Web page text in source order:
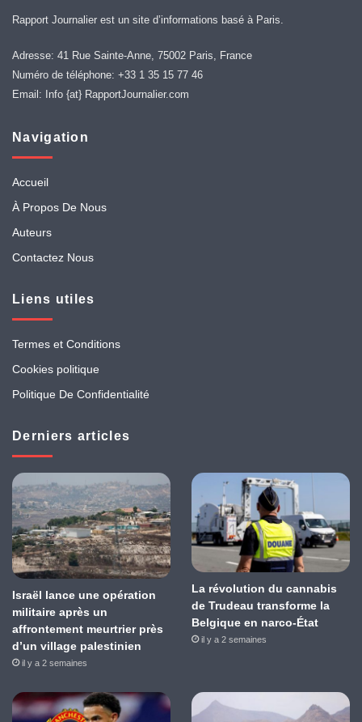
Rapport Journalier est un site d’informations basé à Paris.
Adresse: 41 Rue Sainte-Anne, 75002 Paris, France
Numéro de téléphone: +33 1 35 15 77 46
Email: Info {at} RapportJournalier.com
Navigation
Accueil
À Propos De Nous
Auteurs
Contactez Nous
Liens utiles
Termes et Conditions
Cookies politique
Politique De Confidentialité
Derniers articles
Israël lance une opération
militaire après un
affrontement meurtrier près
d’un village palestinien
il y a 2 semaines
La révolution du cannabis
de Trudeau transforme la
Belgique en narco-État
il y a 2 semaines